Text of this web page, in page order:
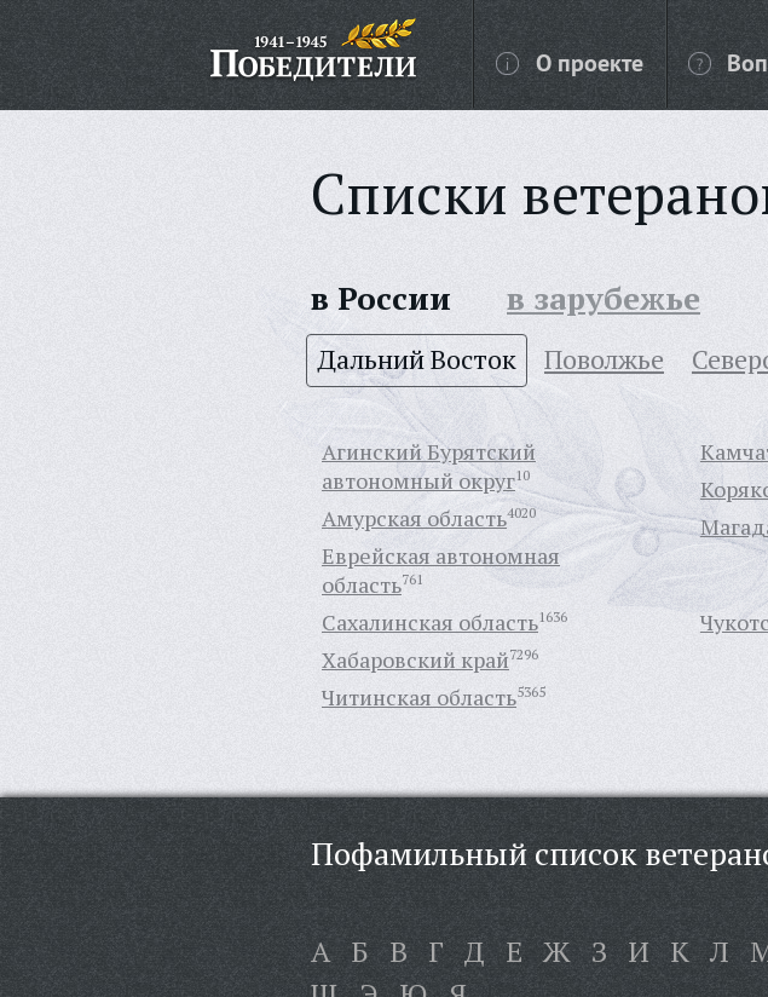
О проекте
Списки
в России в зарубежье
Дальний Восток Поволжье
Агинский Бурятский
автономный округ10
Амурская область4020
Еврейская автономная
область761
Сахалинская область1636
Хабаровский край7296
Читинская область5365
Пофамильный список
А Б В Г Д Е Ж З И К Л